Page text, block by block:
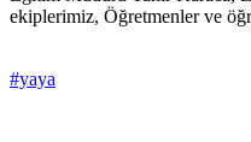
ekiplerimiz, Öğretmenler ve
#yaya